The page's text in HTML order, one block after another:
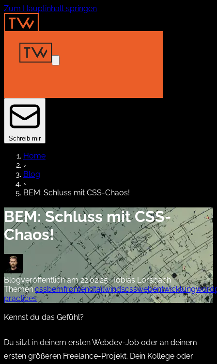
Zum Hauptinhalt springen
Home
Insights
Projekte
Schreib mir
Home
›
Blog
›
BEM: Schluss mit CSS-Chaos!
BEM: Schluss mit CSS-
Chaos!
BlogVeröffentlich am 22.02.25, Tobias Lorsbach
Themen:cssbemfrontendtailwindscsswebentwicklung
practices
Kennst du das Gefühl?
Du sitzt in deinem ersten Webdev-Job oder an deinem
ersten größeren Freelance-Projekt. Dein Kollege oder